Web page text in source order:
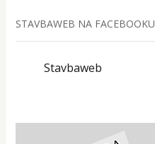
STAVBAWEB NA FACEBOOKU
Stavbaweb